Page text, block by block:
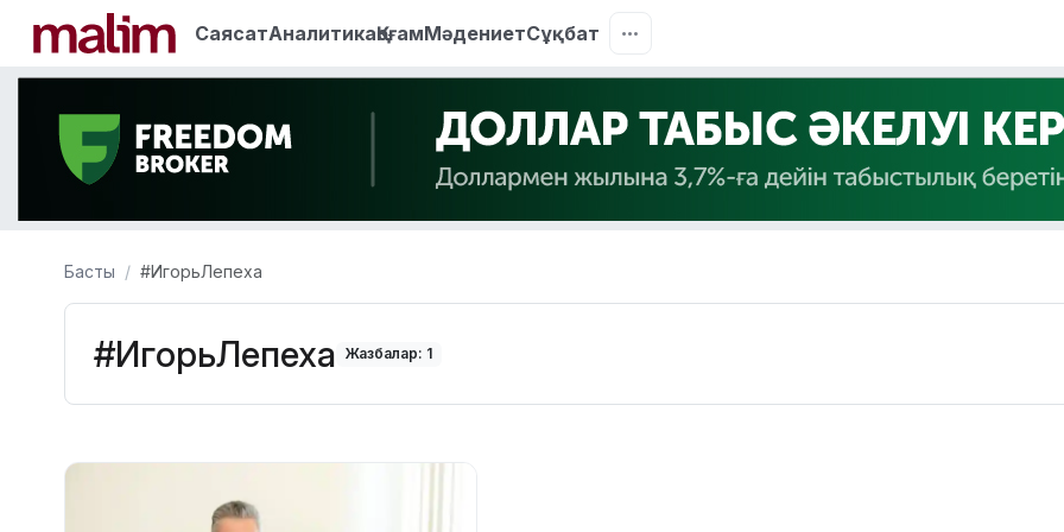
СаясатАналитикаҚоғамМәдениетСұқбат
Басты #ИгорьЛепеха
#ИгорьЛепеха Жазбалар: 1